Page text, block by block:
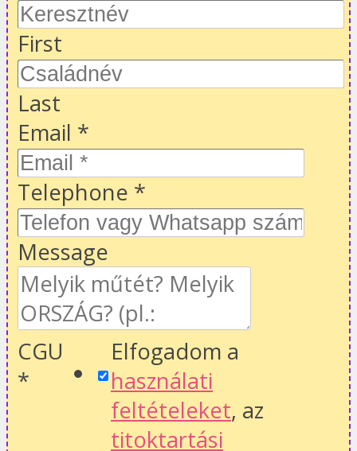
First
Last
Email *
Telephone *
Message
CGU
*
Elfogadom a
használati
feltételeket, az
titoktartási